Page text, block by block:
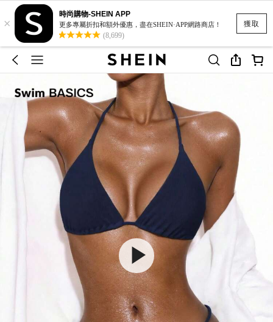
獲取
×
時尚購物-SHEIN APP
更多專屬折扣和額外優惠，盡在SHEIN·APP網路商店！
(8,699)